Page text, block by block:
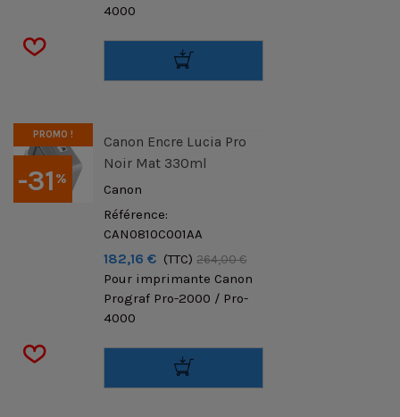
4000
-31 %
PROMO !
Canon Encre Lucia Pro
Noir Mat 330ml
Canon
Référence:
CAN0810C001AA
182,16 € (TTC) 264,00 €
Pour imprimante Canon
Prograf Pro-2000 / Pro-
4000